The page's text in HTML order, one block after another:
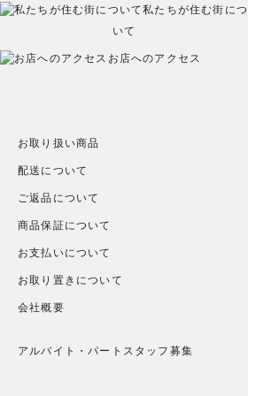
私たちが住む街につ
いて
お店へのアクセス
お取り扱い商品
配送について
ご返品について
商品保証について
お支払いについて
お取り置きについて
会社概要
アルバイト・パートスタッフ募集